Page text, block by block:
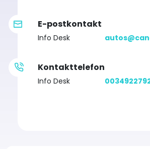
E-postkontakt
Info Desk
Kontakttelefon
Info Desk